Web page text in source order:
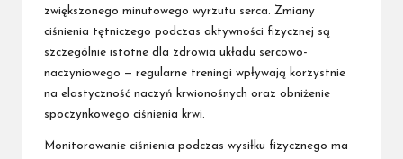
zwiększonego minutowego wyrzutu serca. Zmiany
ciśnienia tętniczego podczas aktywności fizycznej są
szczególnie istotne dla zdrowia układu sercowo-
naczyniowego — regularne treningi wpływają korzystnie
na elastyczność naczyń krwionośnych oraz obniżenie
spoczynkowego ciśnienia krwi.
Monitorowanie ciśnienia podczas wysiłku fizycznego ma